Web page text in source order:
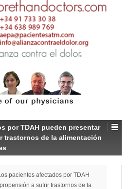
por TDAH pueden presentar
trastornos de la alimentación
pacientes afectados por TDAH
a sufrir trastornos de la